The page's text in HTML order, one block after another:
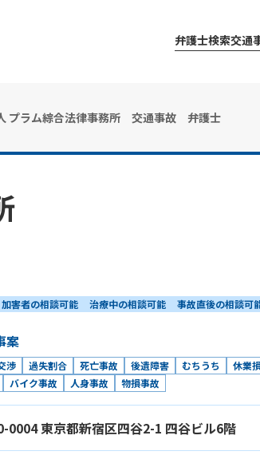
弁護士検索交通
プラム綜合法律事務所 交通事故 弁護士
加害者の相談可能 治療中の相談可能 事故直後の相談可
案
渉 過失割合 死亡事故 後遺障害 むちうち
休業
バイク事故 人身事故 物損事故
0004 東京都新宿区四谷2-1 四谷ビル6階